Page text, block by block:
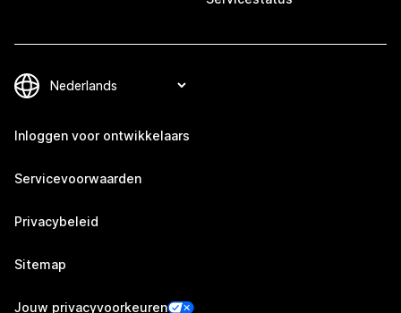
Inloggen voor ontwikkelaars
Servicevoorwaarden
Privacybeleid
Sitemap
Jouw privacyvoorkeuren